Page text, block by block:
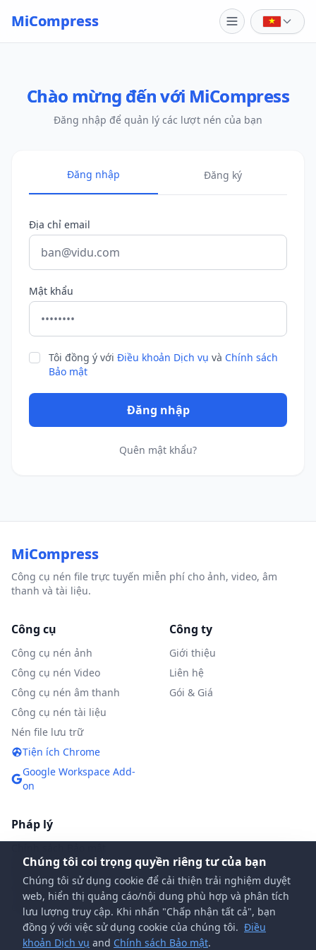
Skip to main content
MiCompress
Chào mừng đến với MiCompress
Đăng nhập để quản lý các lượt nén của bạn
Đăng nhập Đăng ký
Địa chỉ email
Mật khẩu
Tôi đồng ý với Điều khoản Dịch vụ và Chính sách
Bảo mật
Đăng nhập
Quên mật khẩu?
MiCompress
Công cụ nén file trực tuyến miễn phí cho ảnh, video, âm
thanh và tài liệu.
Công cụ
Công cụ nén ảnh
Công cụ nén Video
Công cụ nén âm thanh
Công cụ nén tài liệu
Nén file lưu trữ
Tiện ích Chrome
Google Workspace Add-
on
Công ty
Giới thiệu
Liên hệ
Gói & Giá
Pháp lý
Điều khoản Dịch vụ
Chính sách DMCA
Câu hỏi
Chúng tôi coi trọng quyền riêng tư của bạn
Chúng tôi sử dụng cookie để cải thiện trải nghiệm duyệt
web, hiển thị quảng cáo/nội dung phù hợp và phân tích
lưu lượng truy cập. Khi nhấn "Chấp nhận tất cả", bạn
đồng ý với việc sử dụng cookie của chúng tôi. Điều
khoản Dịch vụ and Chính sách Bảo mật.